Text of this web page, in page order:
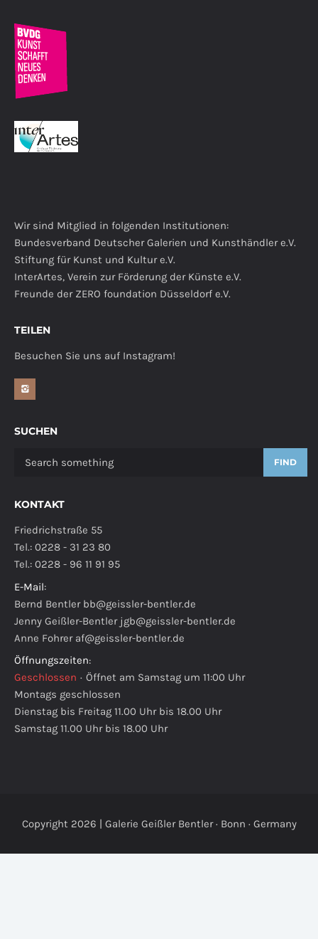
Wir sind Mitglied in folgenden Institutionen:
Bundesverband Deutscher Galerien und Kunsthändler e.V.
Stiftung für Kunst und Kultur e.V.
InterArtes, Verein zur Förderung der Künste e.V.
Freunde der ZERO foundation Düsseldorf e.V.
TEILEN
Besuchen Sie uns auf Instagram!
SUCHEN
FIND
KONTAKT
Friedrichstraße 55
Tel.: 0228 - 31 23 80
Tel.: 0228 - 96 11 91 95
E-Mail:
Bernd Bentler bb@geissler-bentler.de
Jenny Geißler-Bentler jgb@geissler-bentler.de
Anne Fohrer af@geissler-bentler.de
Öffnungszeiten:
Geschlossen · Öffnet am Samstag um 11:00 Uhr
Montags geschlossen
Dienstag bis Freitag 11.00 Uhr bis 18.00 Uhr
Samstag 11.00 Uhr bis 18.00 Uhr
Copyright 2026 | Galerie Geißler Bentler · Bonn · Germany